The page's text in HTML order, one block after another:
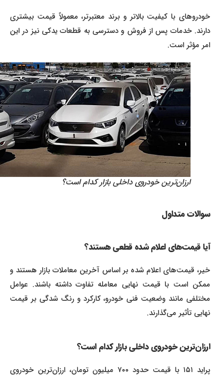
خودروهای با کیفیت بالاتر و برند معتبرتر، معمولاً قیمت بیشتری
دارند. خدمات پس از فروش و دسترسی به قطعات یدکی نیز در این
امر مؤثر است.
ارزان‌ترین خودروی داخلی بازار کدام است؟
سوالات متداول
آیا قیمت‌های اعلام شده قطعی هستند؟
خیر، قیمت‌های اعلام شده بر اساس آخرین معاملات بازار هستند و
ممکن است با قیمت نهایی معامله تفاوت داشته باشند. عوامل
مختلفی مانند وضعیت فنی خودرو، کارکرد و رنگ شدگی بر قیمت
نهایی تأثیر می‌گذارند.
ارزان‌ترین خودروی داخلی بازار کدام است؟
پراید ۱۵۱ با قیمت حدود ۷۰۰ میلیون تومان، ارزان‌ترین خودروی